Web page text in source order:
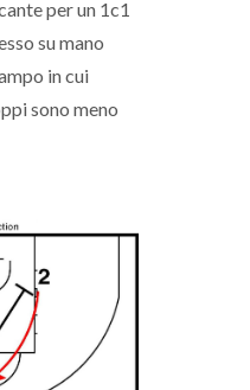
per un 1c1
su mano
in cui
sono meno